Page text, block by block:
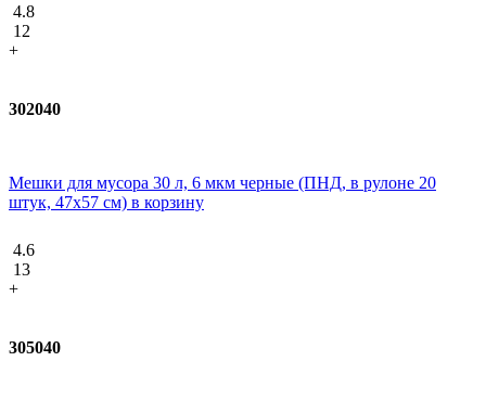
4.8
12
+
302040
Мешки для мусора 30 л, 6 мкм черные (ПНД, в рулоне 20
штук, 47х57 см) в корзину
4.6
13
+
305040